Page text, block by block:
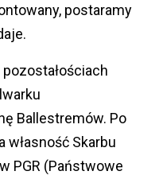
postaramy
Ballestremów. Po
własność Skarbu
PGR (Państwowe